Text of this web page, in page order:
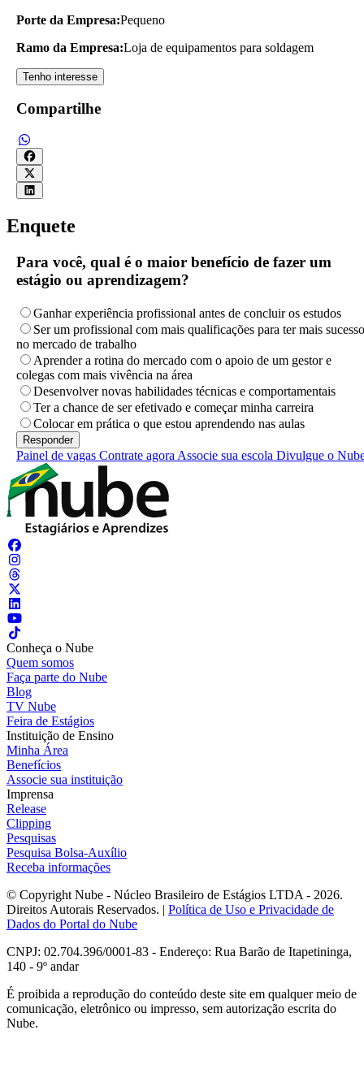
Porte da Empresa:Pequeno
Ramo da Empresa:Loja de equipamentos para soldagem
Tenho interesse
Compartilhe
Enquete
Para você, qual é o maior benefício de fazer um
estágio ou aprendizagem?
Ganhar experiência profissional antes de concluir os estudos
Ser um profissional com mais qualificações para ter mais sucesso
no mercado de trabalho
Aprender a rotina do mercado com o apoio de um gestor e
colegas com mais vivência na área
Desenvolver novas habilidades técnicas e comportamentais
Ter a chance de ser efetivado e começar minha carreira
Colocar em prática o que estou aprendendo nas aulas
Painel de vagas Contrate agora Associe sua escola Divulgue o
Conheça o Nube
Quem somos
Faça parte do Nube
Blog
TV Nube
Feira de Estágios
Instituição de Ensino
Minha Área
Benefícios
Associe sua instituição
Imprensa
Release
Clipping
Pesquisas
Pesquisa Bolsa-Auxílio
Receba informações
© Copyright Nube - Núcleo Brasileiro de Estágios LTDA - 2026.
Direitos Autorais Reservados. | Política de Uso e Privacidade de
Dados do Portal do Nube
CNPJ: 02.704.396/0001-83 - Endereço: Rua Barão de Itapetininga,
140 - 9º andar
É proibida a reprodução do conteúdo deste site em qualquer meio de
comunicação, eletrônico ou impresso, sem autorização escrita do
Nube.